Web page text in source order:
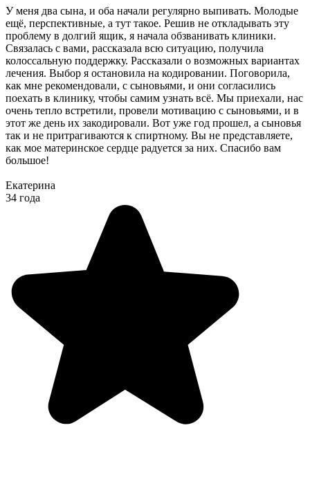
У меня два сына, и оба начали регулярно выпивать. Молодые
ещё, перспективные, а тут такое. Решив не откладывать эту
проблему в долгий ящик, я начала обзванивать клиники.
Связалась с вами, рассказала всю ситуацию, получила
колоссальную поддержку. Рассказали о возможных вариантах
лечения. Выбор я остановила на кодировании. Поговорила,
как мне рекомендовали, с сыновьями, и они согласились
поехать в клинику, чтобы самим узнать всё. Мы приехали, нас
очень тепло встретили, провели мотивацию с сыновьями, и в
этот же день их закодировали. Вот уже год прошел, а сыновья
так и не притрагиваются к спиртному. Вы не представляете,
как мое материнское сердце радуется за них. Спасибо вам
большое!
Екатерина
34 года